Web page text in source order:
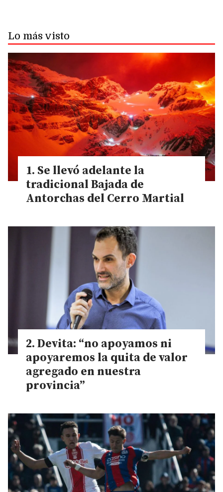
Lo más visto
Se llevó adelante la
tradicional Bajada de
Antorchas del Cerro Martial
Devita: “no apoyamos ni
apoyaremos la quita de valor
agregado en nuestra
provincia”